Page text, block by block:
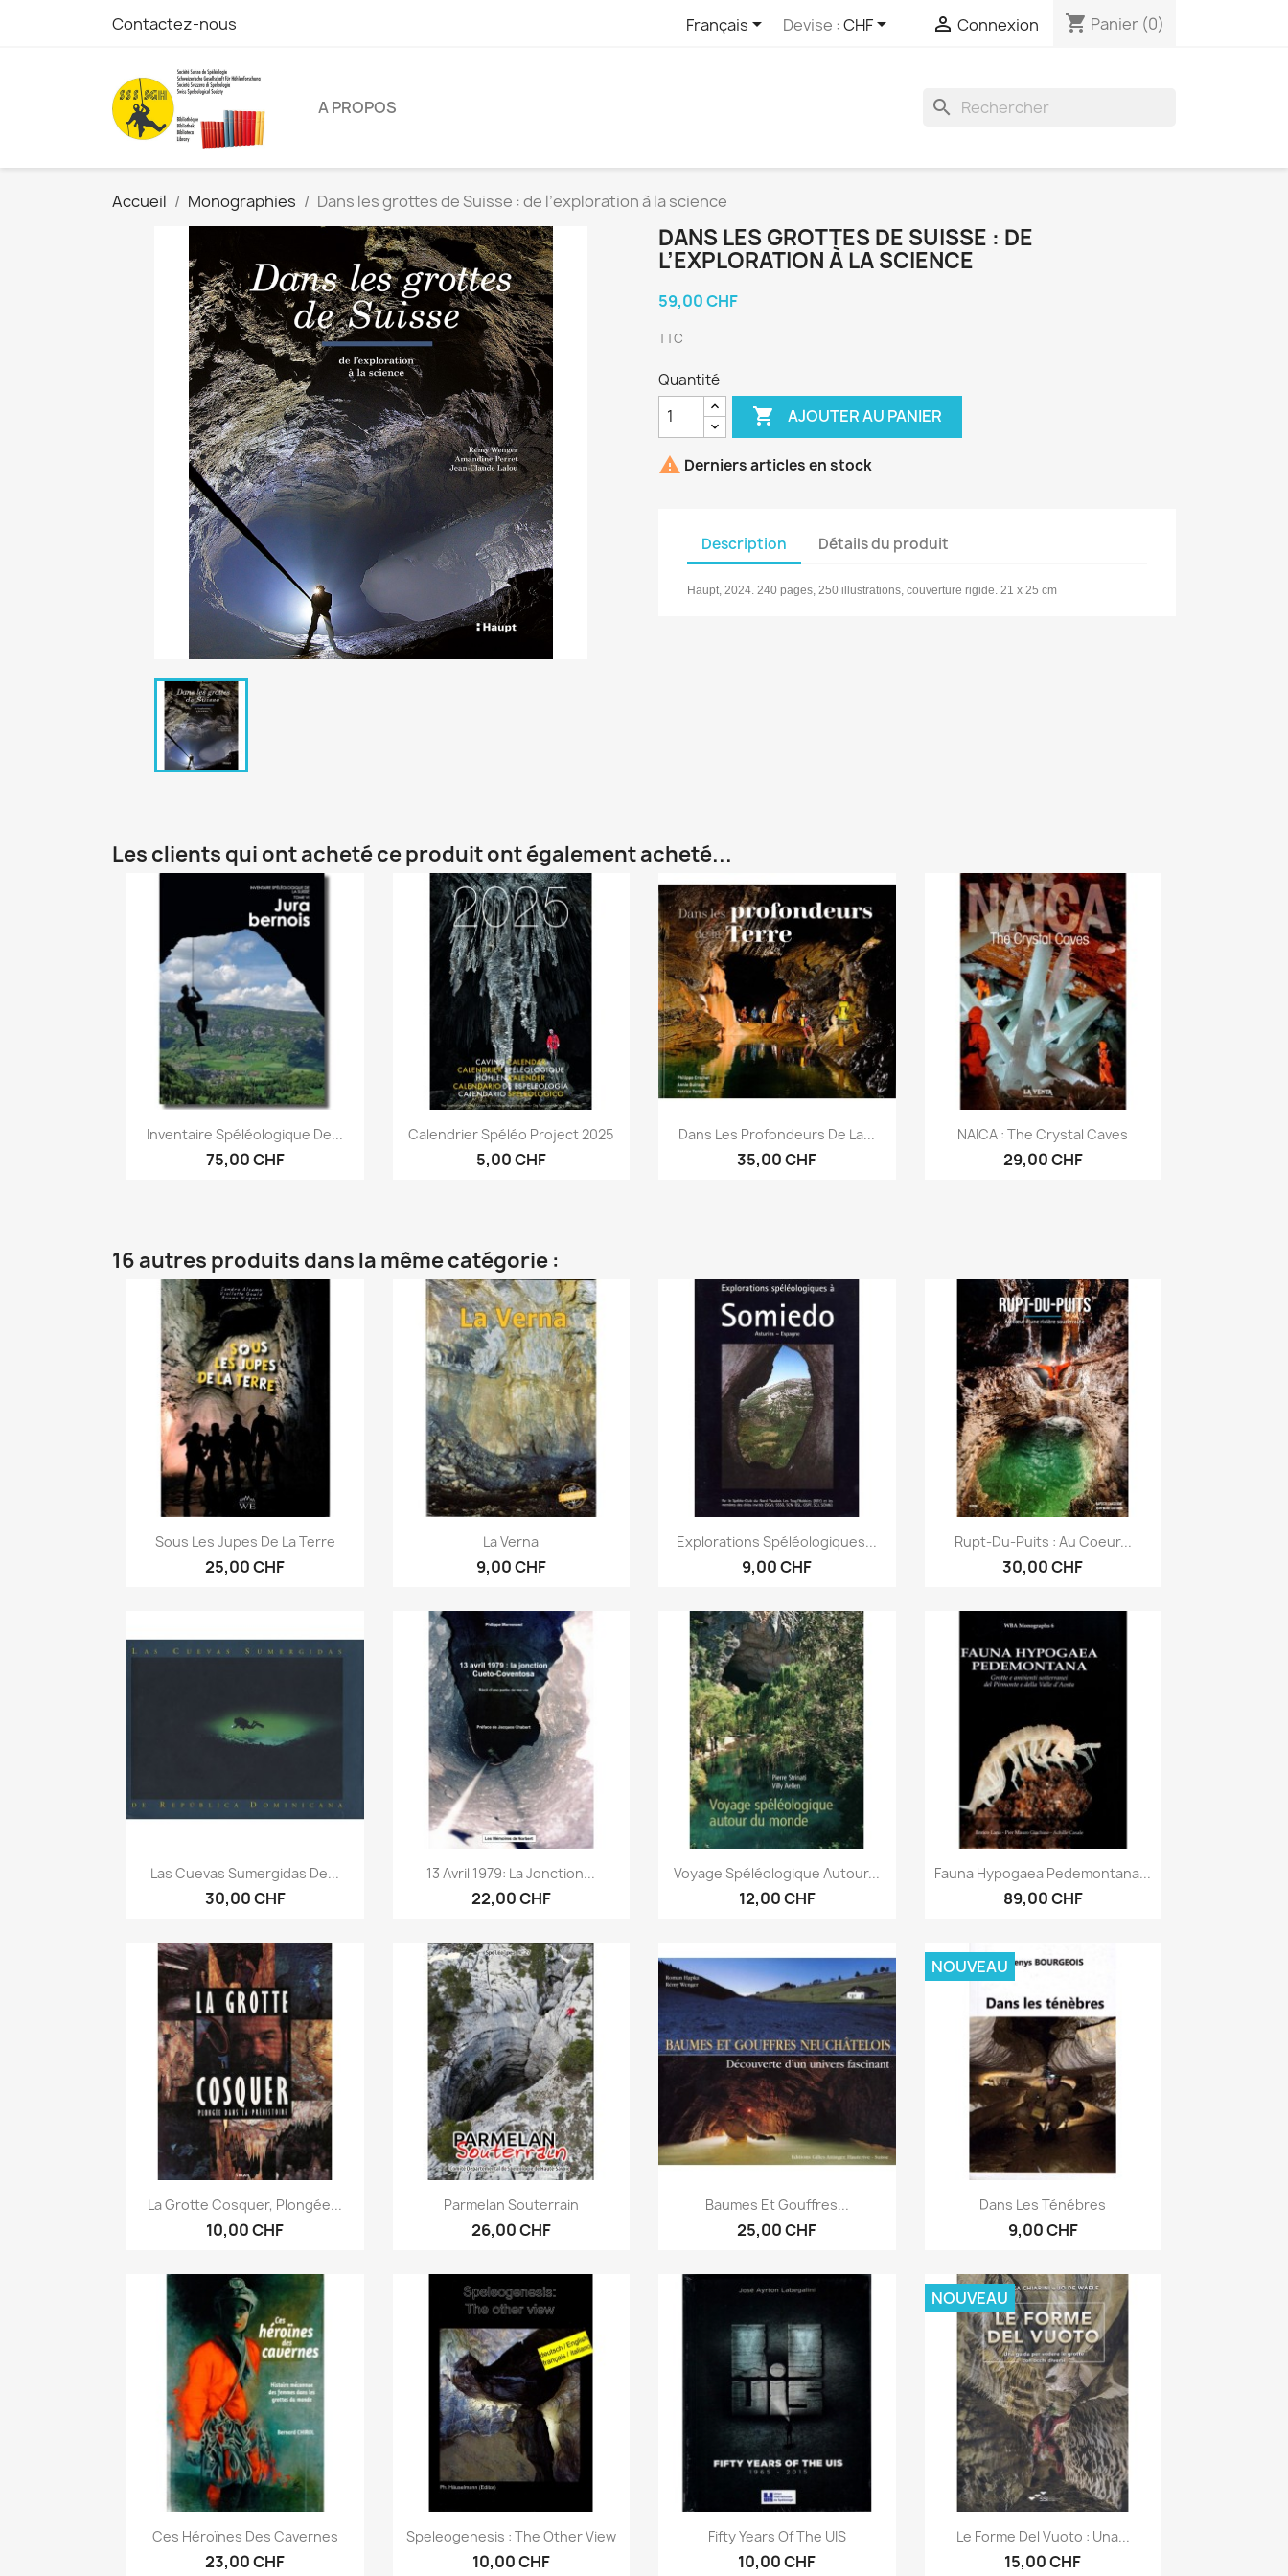
Contactez-nous Français Devise :CHF  Connexion shopping_cart Panier (0)
A PROPOS search
Accueil Monographies Dans les grottes de Suisse : de l’exploration à la science
DANS LES GROTTES DE SUISSE : DE
L’EXPLORATION À LA SCIENCE
59,00 CHF
TTC
Quantité
 AJOUTER AU PANIER
 Derniers articles en stock
Description Détails du produit
Haupt, 2024. 240 pages, 250 illustrations, couverture rigide. 21 x 25 cm
Les clients qui ont acheté ce produit ont également acheté...
Aperçu rapide
Inventaire Spéléologique De...
75,00 CHF
Aperçu rapide
Calendrier Spéléo Project 2025
5,00 CHF
Aperçu rapide
Dans Les Profondeurs De La...
35,00 CHF
 Aperçu rapide
NAICA : The Crystal Caves
29,00 CHF
16 autres produits dans la même catégorie :
Aperçu rapide
Sous Les Jupes De La Terre
25,00 CHF
Aperçu rapide
La Verna
9,00 CHF
Aperçu rapide
Explorations Spéléologiques...
9,00 CHF
Aperçu rapide
Rupt-Du-Puits : Au Coeur...
30,00 CHF
Aperçu rapide
Las Cuevas Sumergidas De...
30,00 CHF
Aperçu rapide
13 Avril 1979: La Jonction...
22,00 CHF
Aperçu rapide
Voyage Spéléologique Autour...
12,00 CHF
Aperçu rapide
Fauna Hypogaea Pedemontana...
89,00 CHF
Aperçu rapide
La Grotte Cosquer, Plongée...
10,00 CHF
Aperçu rapide
Parmelan Souterrain
26,00 CHF
Aperçu rapide
Baumes Et Gouffres...
25,00 CHF
Aperçu rapide
Dans Les Ténébres
9,00 CHF
NOUVEAU
Aperçu rapide
Ces Héroïnes Des Cavernes
23,00 CHF
Aperçu rapide
Speleogenesis : The Other View
10,00 CHF
Aperçu rapide
Fifty Years Of The UIS
10,00 CHF
Aperçu rapide
Le Forme Del Vuoto : Una...
15,00 CHF
NOUVEAU